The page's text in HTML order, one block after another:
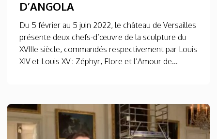
D’ANGOLA
Du 5 février au 5 juin 2022, le château de Versailles
présente deux chefs-d’œuvre de la sculpture du
XVIIIe siècle, commandés respectivement par Louis
XIV et Louis XV : Zéphyr, Flore et l’Amour de...